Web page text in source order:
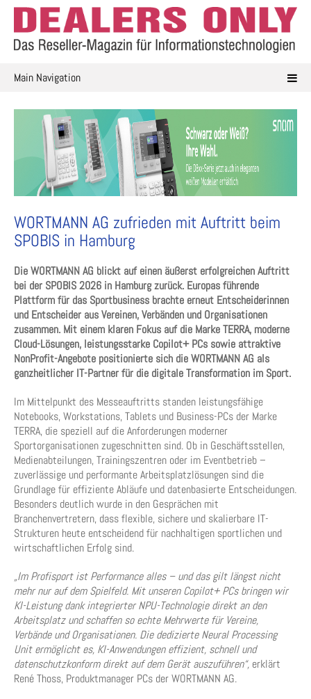
Skip
content
Main Navigation
WORTMANN AG zufrieden mit Auftritt beim
SPOBIS in Hamburg
Die WORTMANN AG blickt auf einen äußerst erfolgreichen Auftritt
bei der SPOBIS 2026 in Hamburg zurück. Europas führende
Plattform für das Sportbusiness brachte erneut Entscheiderinnen
und Entscheider aus Vereinen, Verbänden und Organisationen
zusammen. Mit einem klaren Fokus auf die Marke TERRA, moderne
Cloud-Lösungen, leistungsstarke Copilot+ PCs sowie attraktive
NonProfit-Angebote positionierte sich die WORTMANN AG als
ganzheitlicher IT-Partner für die digitale Transformation im Sport.
Im Mittelpunkt des Messeauftritts standen leistungsfähige
Notebooks, Workstations, Tablets und Business-PCs der Marke
TERRA, die speziell auf die Anforderungen moderner
Sportorganisationen zugeschnitten sind. Ob in Geschäftsstellen,
Medienabteilungen, Trainingszentren oder im Eventbetrieb –
zuverlässige und performante Arbeitsplatzlösungen sind die
Grundlage für effiziente Abläufe und datenbasierte Entscheidungen.
Besonders deutlich wurde in den Gesprächen mit
Branchenvertretern, dass flexible, sichere und skalierbare IT-
Strukturen heute entscheidend für nachhaltigen sportlichen und
wirtschaftlichen Erfolg sind.
„Im Profisport ist Performance alles – und das gilt längst nicht
mehr nur auf dem Spielfeld. Mit unseren Copilot+ PCs bringen wir
KI-Leistung dank integrierter NPU-Technologie direkt an den
Arbeitsplatz und schaffen so echte Mehrwerte für Vereine,
Verbände und Organisationen. Die dedizierte Neural Processing
Unit ermöglicht es, KI-Anwendungen effizient, schnell und
datenschutzkonform direkt auf dem Gerät auszuführen“, erklärt
René Thoss, Produktmanager PCs der WORTMANN AG.